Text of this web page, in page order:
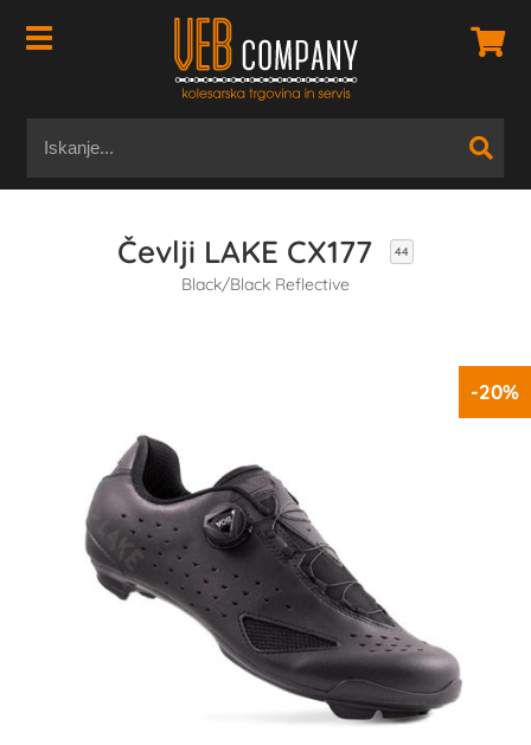
Čevlji LAKE CX177 44
Black/Black Reflective
-20%